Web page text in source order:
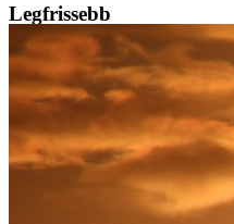
Legfrissebb